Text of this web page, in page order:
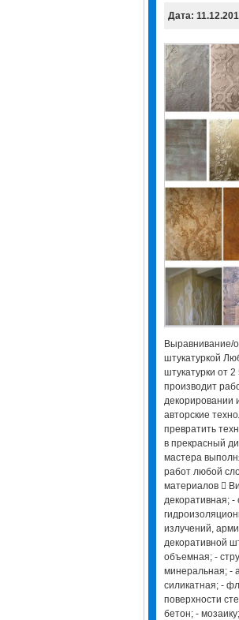
Дата:
Выравнивание/
штукатуркой
штукатурки от
производит
декорировании
авторские
превратить
в прекрасный
мастера
работ любой
материалов 
декоративная; -
излучений,
декоративной
объемная; -
минеральная; -
силикатная; -
поверхности
бетон; -